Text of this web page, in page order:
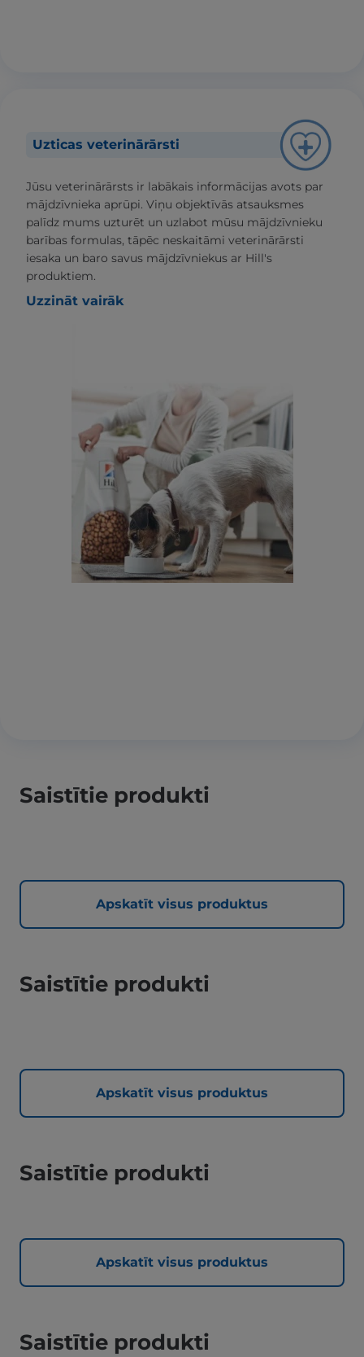
Uzticas veterinārārsti
Jūsu veterinārārsts ir labākais informācijas avots par
mājdzīvnieka aprūpi. Viņu objektīvās atsauksmes
palīdz mums uzturēt un uzlabot mūsu mājdzīvnieku
barības formulas, tāpēc neskaitāmi veterinārārsti
iesaka un baro savus mājdzīvniekus ar Hill's
produktiem.
Uzzināt vairāk
Saistītie produkti
Apskatīt visus produktus
Saistītie produkti
Apskatīt visus produktus
Saistītie produkti
Apskatīt visus produktus
Saistītie produkti